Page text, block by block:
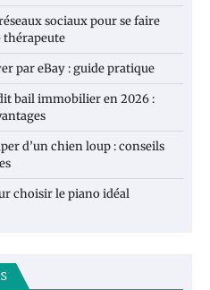
sociaux pour se faire
thérapeute
par eBay : guide pratique
bail immobilier en 2026 :
d’un chien loup : conseils
choisir le piano idéal